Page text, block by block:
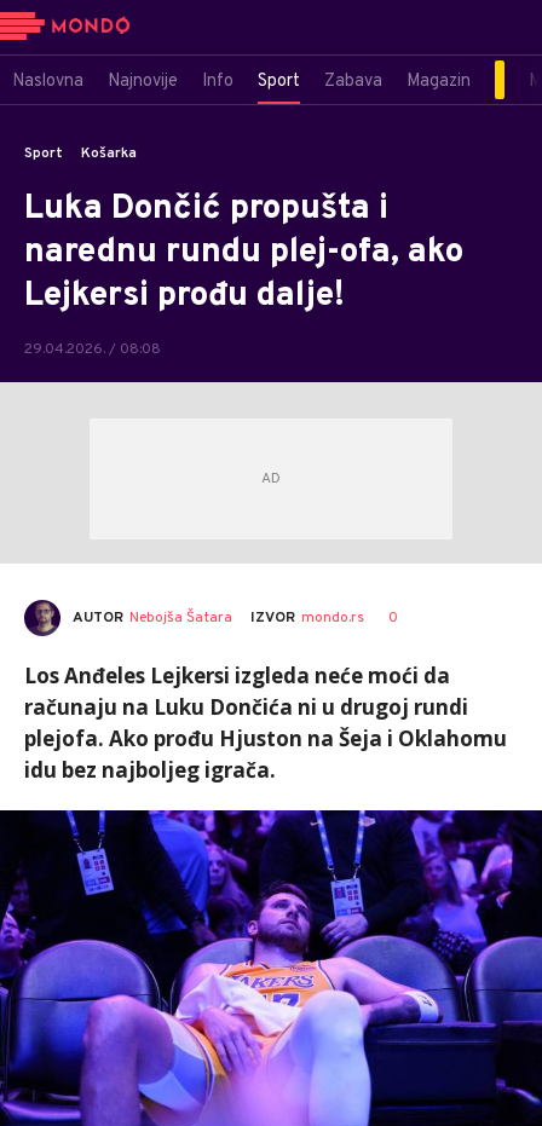
Naslovna Najnovije Info Sport Zabava Magazin
Sport Košarka
Luka Dončić propušta i
narednu rundu plej-ofa, ako
Lejkersi prođu dalje!
29.04.2026. / 08:08
AUTOR Nebojša Šatara IZVOR mondo.rs 0
Los Anđeles Lejkersi izgleda neće moći da
računaju na Luku Dončića ni u drugoj rundi
plejofa. Ako prođu Hjuston na Šeja i Oklahomu
idu bez najboljeg igrača.